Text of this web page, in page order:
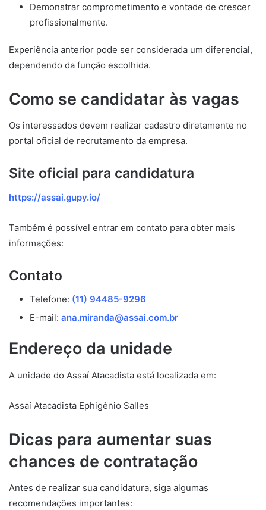
Demonstrar comprometimento e vontade de crescer
profissionalmente.
Experiência anterior pode ser considerada um diferencial,
dependendo da função escolhida.
Como se candidatar às vagas
Os interessados devem realizar cadastro diretamente no
portal oficial de recrutamento da empresa.
Site oficial para candidatura
https://assai.gupy.io/
Também é possível entrar em contato para obter mais
informações:
Contato
Telefone: (11) 94485-9296
E-mail: ana.miranda@assai.com.br
Endereço da unidade
A unidade do Assaí Atacadista está localizada em:
Assaí Atacadista Ephigênio Salles
Dicas para aumentar suas
chances de contratação
Antes de realizar sua candidatura, siga algumas
recomendações importantes: